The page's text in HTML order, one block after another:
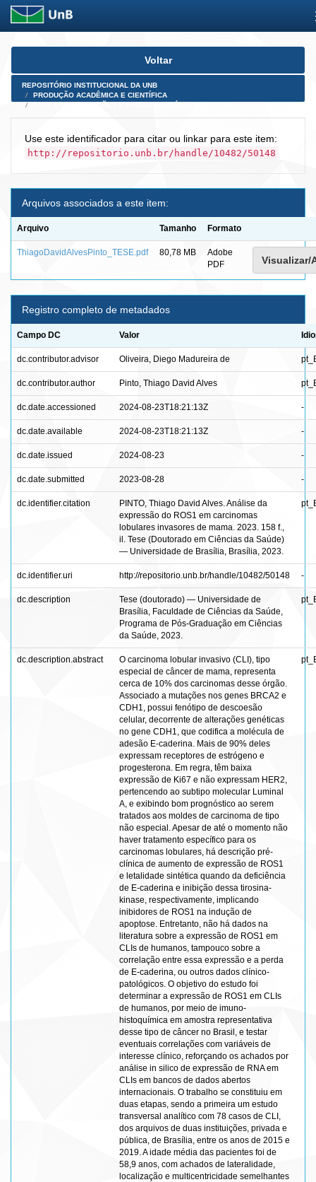
Skip
Voltar
REPOSITÓRIO INSTITUCIONAL DA UNB
PRODUÇÃO ACADÊMICA E CIENTÍFICA
Use este identificador para citar ou linkar para este item:
http://repositorio.unb.br/handle/10482/50148
Arquivos associados a este item:
Arquivo Tamanho Formato
ThiagoDavidAlvesPinto_TESE.pdf 80,78 MB
Adobe
PDF
Visualizar/
Registro completo de metadados
Campo DC Valor
dc.contributor.advisor Oliveira, Diego Madureira de
dc.contributor.author Pinto, Thiago David Alves
dc.date.accessioned 2024-08-23T18:21:13Z -
dc.date.available 2024-08-23T18:21:13Z -
dc.date.issued 2024-08-23 -
dc.date.submitted 2023-08-28 -
dc.identifier.citation
PINTO, Thiago David Alves. Análise da
expressão do ROS1 em carcinomas
lobulares invasores de mama. 2023. 158 f.,
il. Tese (Doutorado em Ciências da Saúde)
— Universidade de Brasília, Brasília, 2023.
dc.identifier.uri http://repositorio.unb.br/handle/10482/50148 -
dc.description
Tese (doutorado) — Universidade de
Brasília, Faculdade de Ciências da Saúde,
Programa de Pós-Graduação em Ciências
da Saúde, 2023.
dc.description.abstract
O carcinoma lobular invasivo (CLI), tipo
especial de câncer de mama, representa
cerca de 10% dos carcinomas desse órgão.
Associado a mutações nos genes BRCA2 e
CDH1, possui fenótipo de descoesão
celular, decorrente de alterações genéticas
no gene CDH1, que codifica a molécula de
adesão E-caderina. Mais de 90% deles
expressam receptores de estrógeno e
progesterona. Em regra, têm baixa
expressão de Ki67 e não expressam HER2,
pertencendo ao subtipo molecular Luminal
A, e exibindo bom prognóstico ao serem
tratados aos moldes de carcinoma de tipo
não especial. Apesar de até o momento não
haver tratamento específico para os
carcinomas lobulares, há descrição pré-
clínica de aumento de expressão de ROS1
e letalidade sintética quando da deficiência
de E-caderina e inibição dessa tirosina-
kinase, respectivamente, implicando
inibidores de ROS1 na indução de
apoptose. Entretanto, não há dados na
literatura sobre a expressão de ROS1 em
CLIs de humanos, tampouco sobre a
correlação entre essa expressão e a perda
de E-caderina, ou outros dados clínico-
patológicos. O objetivo do estudo foi
determinar a expressão de ROS1 em CLIs
de humanos, por meio de imuno-
histoquímica em amostra representativa
desse tipo de câncer no Brasil, e testar
eventuais correlações com variáveis de
interesse clínico, reforçando os achados por
análise in silico de expressão de RNA em
CLIs em bancos de dados abertos
internacionais. O trabalho se constituiu em
duas etapas, sendo a primeira um estudo
transversal analítico com 78 casos de CLI,
dos arquivos de duas instituições, privada e
pública, de Brasília, entre os anos de 2015 e
2019. A idade média das pacientes foi de
58,9 anos, com achados de lateralidade,
localização e multicentricidade semelhantes